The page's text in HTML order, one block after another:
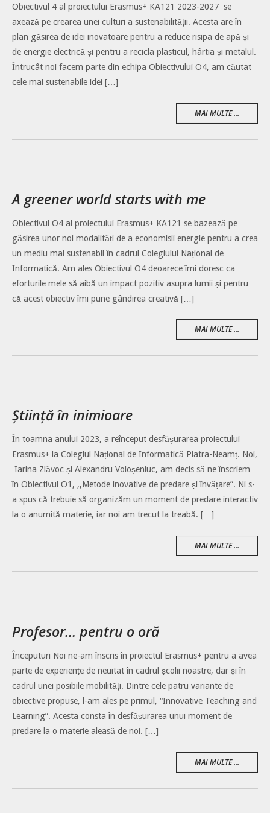
Obiectivul 4 al proiectului Erasmus+ KA121 2023-2027 se
axează pe crearea unei culturi a sustenabilității. Acesta are în
plan găsirea de idei inovatoare pentru a reduce risipa de apă și
de energie electrică și pentru a recicla plasticul, hârtia și metalul.
Întrucât noi facem parte din echipa Obiectivului O4, am căutat
cele mai sustenabile idei […]
MAI MULTE ...
A greener world starts with me
Obiectivul O4 al proiectului Erasmus+ KA121 se bazează pe
găsirea unor noi modalități de a economisii energie pentru a crea
un mediu mai sustenabil în cadrul Colegiului Național de
Informatică. Am ales Obiectivul O4 deoarece îmi doresc ca
eforturile mele să aibă un impact pozitiv asupra lumii și pentru
că acest obiectiv îmi pune gândirea creativă […]
MAI MULTE ...
Știință în inimioare
În toamna anului 2023, a reînceput desfășurarea proiectului
Erasmus+ la Colegiul Național de Informatică Piatra-Neamț. Noi,
Iarina Zlăvoc și Alexandru Voloșeniuc, am decis să ne înscriem
în Obiectivul O1, ,,Metode inovative de predare și învățare”. Ni s-
a spus că trebuie să organizăm un moment de predare interactiv
la o anumită materie, iar noi am trecut la treabă. […]
MAI MULTE ...
Profesor… pentru o oră
Începuturi Noi ne-am înscris în proiectul Erasmus+ pentru a avea
parte de experiențe de neuitat în cadrul școlii noastre, dar și în
cadrul unei posibile mobilități. Dintre cele patru variante de
obiective propuse, l-am ales pe primul, “Innovative Teaching and
Learning”. Acesta consta în desfășurarea unui moment de
predare la o materie aleasă de noi. […]
MAI MULTE ...